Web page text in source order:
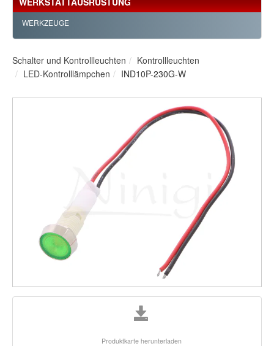
WERKZEUGE
Schalter und Kontrollleuchten
Kontrollleuchten
LED-Kontrolllämpchen
IND10P-230G-W
Produktkarte herunterladen